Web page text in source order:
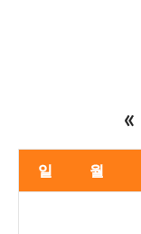
«
일 월